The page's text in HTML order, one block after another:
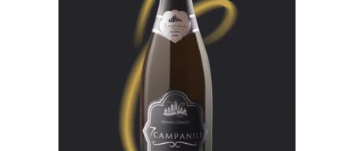
Aggiungi
Alla
Lista Dei
Desideri